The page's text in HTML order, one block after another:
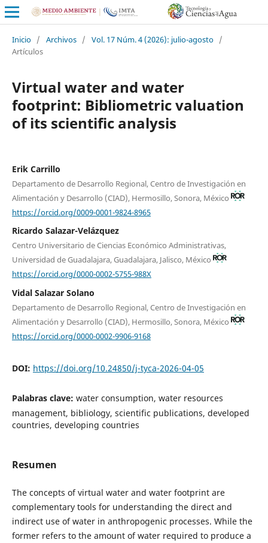
Inicio / Archivos / Vol. 17 Núm. 4 (2026): julio-agosto /
Artículos
Virtual water and water
footprint: Bibliometric valuation
of its scientific analysis
Erik Carrillo
Departamento de Desarrollo Regional, Centro de Investigación en
Alimentación y Desarrollo (CIAD), Hermosillo, Sonora, México
https://orcid.org/0009-0001-9824-8965
Ricardo Salazar-Velázquez
Centro Universitario de Ciencias Económico Administrativas,
Universidad de Guadalajara, Guadalajara, Jalisco, México
https://orcid.org/0000-0002-5755-988X
Vidal Salazar Solano
Departamento de Desarrollo Regional, Centro de Investigación en
Alimentación y Desarrollo (CIAD), Hermosillo, Sonora, México
https://orcid.org/0000-0002-9906-9168
DOI: https://doi.org/10.24850/j-tyca-2026-04-05
Palabras clave: water consumption, water resources
management, bibliology, scientific publications, developed
countries, developing countries
Resumen
The concepts of virtual water and water footprint are
complementary tools for understanding the direct and
indirect use of water in anthropogenic processes. While the
former refers to the amount of water required to produce a